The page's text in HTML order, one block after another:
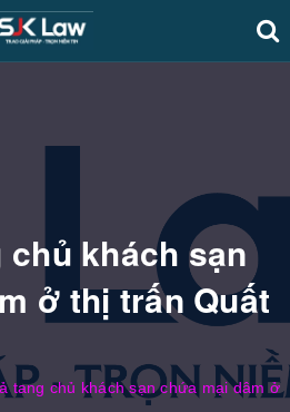
chủ khách sạn
ở thị trấn Quất
tang chủ khách sạn chứa mại dâm ở